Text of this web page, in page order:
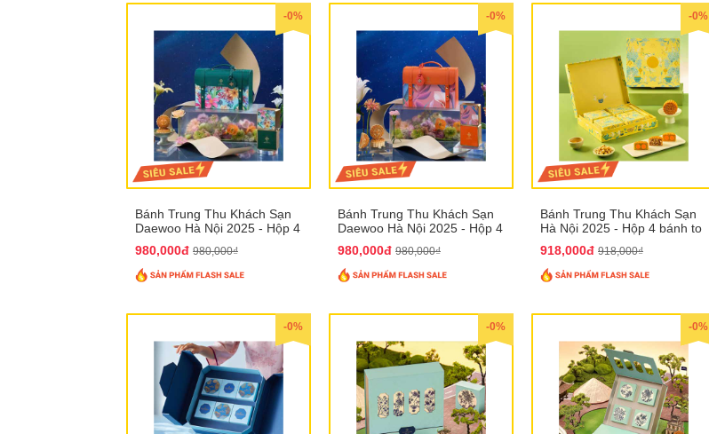
-0%
Bánh Trung Thu Khách Sạn
Daewoo Hà Nội 2025 - Hộp 4
980,000đ 980,000₫
-0%
Bánh Trung Thu Khách Sạn
Daewoo Hà Nội 2025 - Hộp 4
980,000đ 980,000₫
-0%
Bánh Trung Thu Khách Sạn
Hà Nội 2025 - Hộp 4 bánh to
918,000đ 918,000₫
-0% -0% -0%